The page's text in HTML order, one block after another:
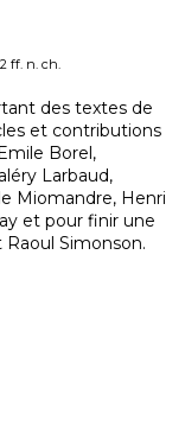
ff. n. ch.
des textes de
et contributions
Borel,
Larbaud,
Miomandre, Henri
et pour finir une
Simonson.